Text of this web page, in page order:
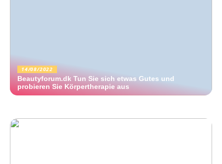
14/08/2022
Beautyforum.dk Tun Sie sich etwas Gutes und
probieren Sie Körpertherapie aus